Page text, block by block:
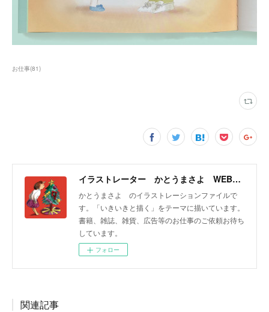
お仕事(81)
イラストレーター かとうまさよ WEBサイト
かとうまさよ のイラストレーションファイルで
す。「いきいきと描く」をテーマに描いています。
書籍、雑誌、雑貨、広告等のお仕事のご依頼お待ち
しています。
フォロー
関連記事